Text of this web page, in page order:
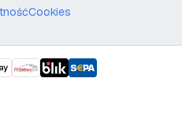
Cookies